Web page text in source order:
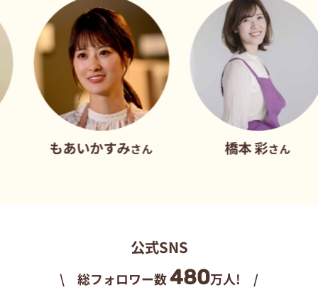
いかすみさん さん
公式SNS
\ 総フォロワー数480万人! /